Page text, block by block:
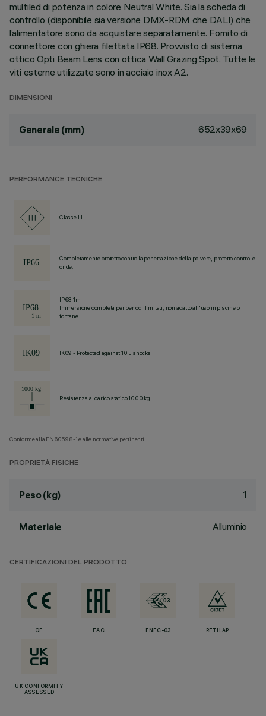
multiled di potenza in colore Neutral White. Sia la scheda di
controllo (disponibile sia versione DMX-RDM che DALI) che
l’alimentatore sono da acquistare separatamente. Fornito di
connettore con ghiera filettata IP68. Provvisto di sistema
ottico Opti Beam Lens con ottica Wall Grazing Spot. Tutte le
viti esterne utilizzate sono in acciaio inox A2.
DIMENSIONI
Generale (mm) 652x39x69
PERFORMANCE TECNICHE
Classe III
Completamente protetto contro la penetrazione della polvere, protetto contro le
onde.
IP68 1m
Immersione completa per periodi limitati, non adatto all'uso in piscine o
fontane.
IK09 - Protected against 10 J shocks
Resistenza al carico statico 1000 kg
Conforme alla EN60598-1 e alle normative pertinenti.
PROPRIETÀ FISICHE
Peso (kg) 1
Materiale Alluminio
CERTIFICAZIONI DEL PRODOTTO
CE EAC ENEC-03 RETILAP
UK CONFORMITY
ASSESSED